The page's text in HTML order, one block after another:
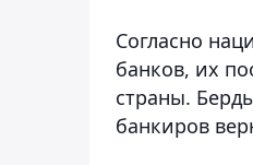
Согласно
банков, их
страны.
банкиров